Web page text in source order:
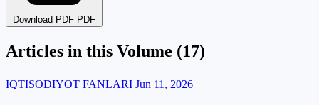
Download PDF PDF
Articles in this Volume (17)
IQTISODIYOT FANLARI Jun 11, 2026